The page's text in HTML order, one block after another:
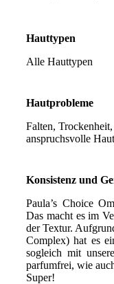
Hauttypen
Alle Hauttypen
Hautprobleme
Falten,
anspruchsvolle Haut
Konsistenz und
Paula’s Choice
Das macht es im
der Textur.
Complex) hat es
sogleich mit
parfumfrei, wie
Super!